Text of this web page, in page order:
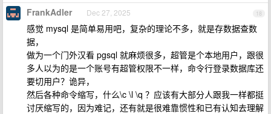
18
FrankAdler Dec 27, 2025
感觉 mysql 是简单易用吧，复杂的理论不多，就是存数据查数
据，
做为一个门外汉看 pgsql 就麻烦很多，超管是个本地用户，跟很
多人以为的是一个账号有超管权限不一样，命令行登录数据库还
要切用户？诡异，
然后各种命令缩写，什么\c \l \q ？应该有大部分人跟我一样都挺
讨厌缩写的，因为难记，还有就是很难靠惯性和已有认知去理解